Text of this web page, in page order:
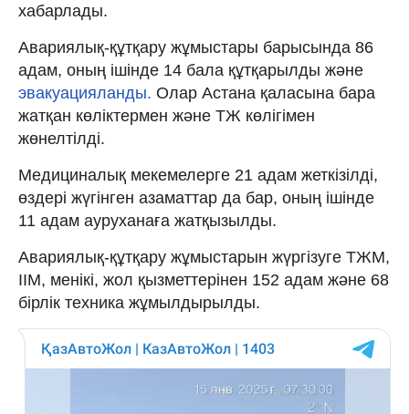
хабарлады.
Авариялық-құтқару жұмыстары барысында 86
адам, оның ішінде 14 бала құтқарылды және
эвакуацияланды. Олар Астана қаласына бара
жатқан көліктермен және ТЖ көлігімен
жөнелтілді.
Медициналық мекемелерге 21 адам жеткізілді,
өздері жүгінген азаматтар да бар, оның ішінде
11 адам ауруханаға жатқызылды.
Авариялық-құтқару жұмыстарын жүргізуге ТЖМ,
ІІМ, менікі, жол қызметтерінен 152 адам және 68
бірлік техника жұмылдырылды.